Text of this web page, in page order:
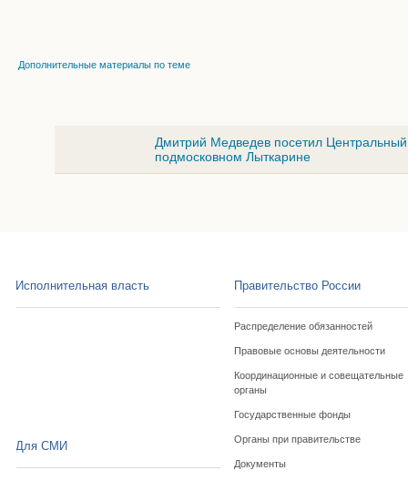
Дополнительные материалы по теме
Дмитрий Медведев посетил
подмосковном Лыткарине
Исполнительная власть Правительство России
Распределение обязанностей
Правовые основы деятельности
Координационные и совещательные
органы
Государственные фонды
Органы при правительстве
Документы
Для СМИ